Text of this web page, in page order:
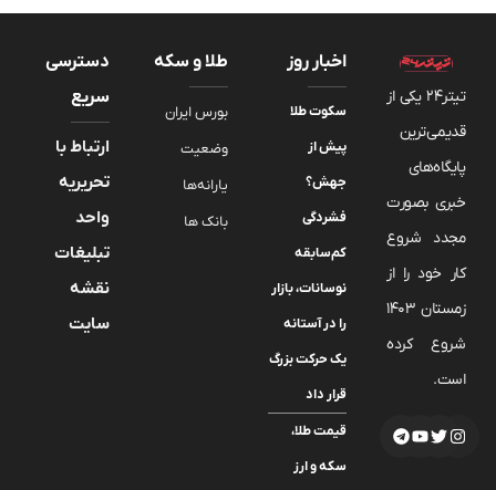
تیتر24 یکی از
قدیمی‌ترین
پایگاه‌های
خبری بصورت
مجدد شروع
کار خود را از
زمستان 1403
شروع کرده
است.
اخبار روز
سکوت طلا
پیش از
جهش؟
فشردگی
کم‌سابقه
نوسانات، بازار
را در آستانه
یک حرکت بزرگ
قرار داد
قیمت طلا،
سکه و ارز
طلا و سکه
بورس ایران
وضعیت
یارانه‌ها
بانک ها
دسترسی
سریع
ارتباط با
تحریریه
واحد
تبلیغات
نقشه
سایت